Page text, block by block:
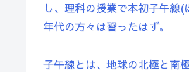
し、理科の授業で本初子午線
年代の方々は習ったはず。
子午線とは、地球の北極と南